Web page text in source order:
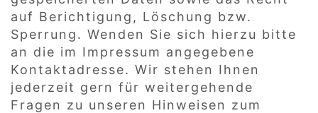
auf Berichtigung, Löschung bzw.
Sperrung. Wenden Sie sich hierzu bitte
an die im Impressum angegebene
Kontaktadresse. Wir stehen Ihnen
jederzeit gern für weitergehende
Fragen zu unseren Hinweisen zum